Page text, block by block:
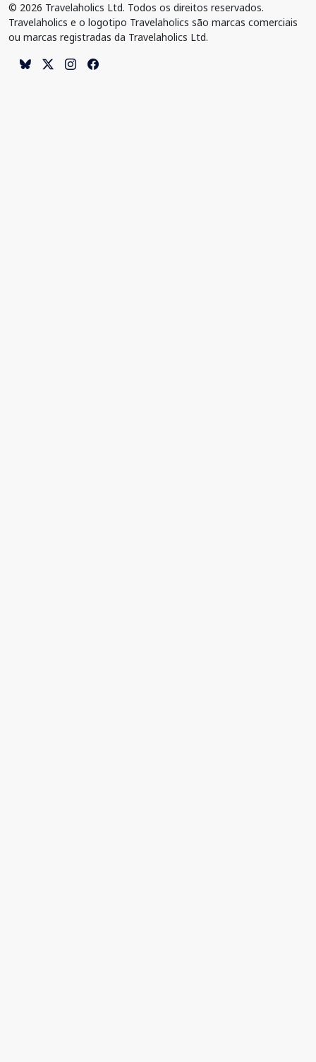
© 2026 Travelaholics Ltd. Todos os direitos reservados.
Travelaholics e o logotipo Travelaholics são marcas comerciais
ou marcas registradas da Travelaholics Ltd.